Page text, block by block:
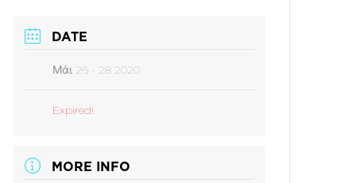
DATE
Μάι 26 - 28 2020
Expired!
MORE INFO